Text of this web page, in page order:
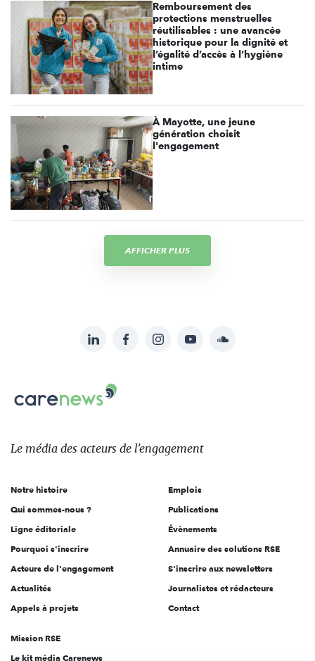
Remboursement des
protections menstruelles
réutilisables : une avancée
historique pour la dignité et
l’égalité d’accès à l’hygiène
intime
À Mayotte, une jeune
génération choisit
l'engagement
AFFICHER PLUS
sur:
LinkedInFacebookInstagramYouTubeSoundcloud
Le
des
l'engagement
Le média des acteurs de l'engagement
Notre histoire
Qui sommes-nous ?
Ligne éditoriale
Pourquoi s'inscrire
Acteurs de l'engagement
Actualités
Appels à projets
Emplois
Publications
Évènements
Annuaire des solutions RSE
S'inscrire aux newsletters
Journalistes et rédacteurs
Contact
Mission RSE
Le kit média Carenews